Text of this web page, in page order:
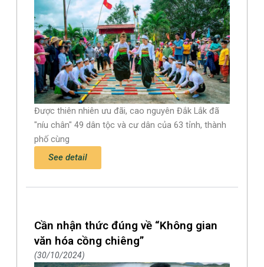
Được thiên nhiên ưu đãi, cao nguyên Đắk Lắk đã
"níu chân" 49 dân tộc và cư dân của 63 tỉnh, thành
phố cùng
See detail
Cần nhận thức đúng về “Không gian
văn hóa cồng chiêng”
30/10/2024